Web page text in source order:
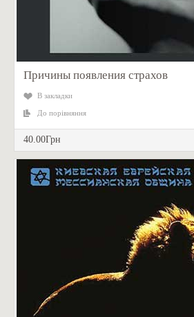
Причины появления страхов
В закладки
До порівняння
40.00Грн